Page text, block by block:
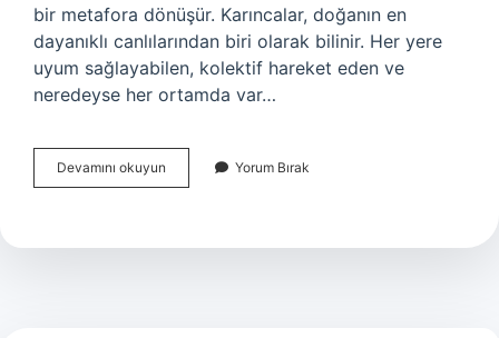
bir metafora dönüşür. Karıncalar, doğanın en
dayanıklı canlılarından biri olarak bilinir. Her yere
uyum sağlayabilen, kolektif hareket eden ve
neredeyse her ortamda var…
Devamını okuyun Karıncalar
nerede
Yorum Bırak